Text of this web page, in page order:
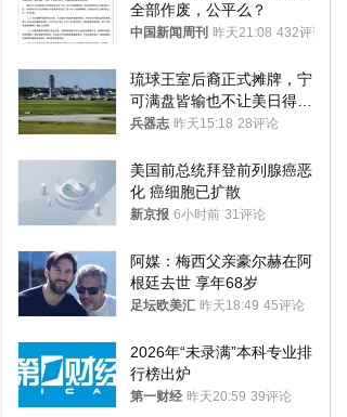
全部作废，公平么？
中国新闻周刊 昨天21:08 432评论
琉球王室后裔正式摊牌，宁
可满盘皆输也不让美日得
逞，中国成关键
兵器志 昨天15:18 28评论
美国前总统拜登前列腺癌恶
化 癌细胞已扩散
新京报 6小时前 31评论
阿媒：梅西父亲豪尔赫在阿
根廷去世 享年68岁
足坛欧美汇 昨天18:49 45评论
2026年“未录满”本科专业排
行榜出炉
第一财经 昨天20:59 39评论